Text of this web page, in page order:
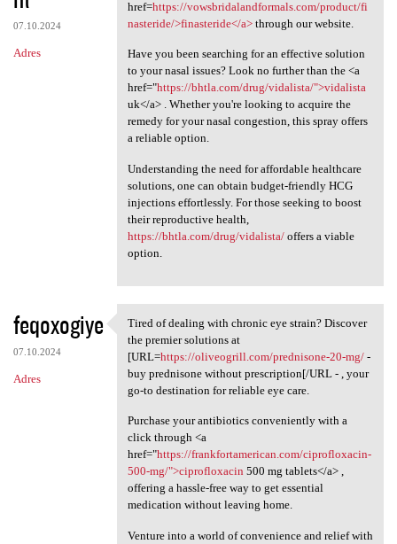
07.10.2024
Adres
href=https://vowsbridalandformals.com/product/fi
nasteride/>finasteride</a>through our website.
Have you been searching for an effective solution
to your nasal issues? Look no further than the <a
href="https://bhtla.com/drug/vidalista/">vidalista
uk</a> . Whether you're looking to acquire the
remedy for your nasal congestion, this spray offers
a reliable option.
Understanding the need for affordable healthcare
solutions, one can obtain budget-friendly HCG
injections effortlessly. For those seeking to boost
their reproductive health,
https://bhtla.com/drug/vidalista/offers a viable
option.
feqoxogiye
07.10.2024
Adres
Tired of dealing with chronic
Tired of dealing with chronic eye strain? Discover
the premier solutions at
[URL=https://oliveogrill.com/prednisone-20-mg/-
buy prednisone without prescription[/URL - , your
go-to destination for reliable eye care.
Purchase your antibiotics conveniently with a
click through <a
href="https://frankfortamerican.com/ciprofloxacin-
500-mg/">ciprofloxacin 500 mg tablets</a> ,
offering a hassle-free way to get essential
medication without leaving home.
Venture into a world of convenience and relief with